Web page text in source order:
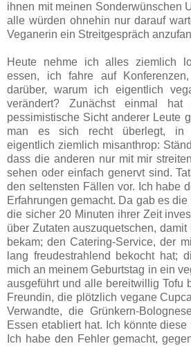
ihnen mit meinen Sonderwünschen
alle würden ohnehin nur darauf
Veganerin ein Streitgespräch
Heute nehme ich alles ziemlich
essen, ich fahre auf
darüber, warum ich eigentlich
verändert? Zunächst einmal
pessimistische Sicht anderer Leute
man es sich recht überlegt, in
eigentlich ziemlich misanthrop:
dass die anderen nur mit mir
sehen oder einfach genervt sind.
den seltensten Fällen vor. Ich habe
Erfahrungen gemacht. Da gab es
die sicher 20 Minuten ihrer Zeit
über Zutaten auszuquetschen,
bekam; den Catering-Service, der
lang freudestrahlend bekocht hat;
mich an meinem Geburtstag in ein
ausgeführt und alle bereitwillig Tofu
Freundin, die plötzlich vegane
Verwandte, die Grünkern-
Essen etabliert hat. Ich könnte
Ich habe den Fehler gemacht,